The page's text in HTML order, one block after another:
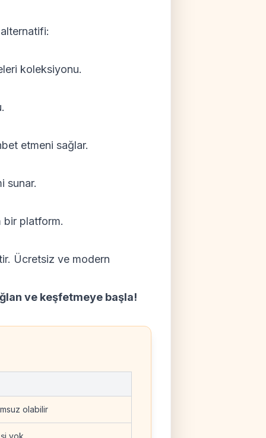
koleksiyonu.
etmeni sağlar.
sunar.
bir platform.
Ücretsiz ve modern
ve keşfetmeye başla!
olabilir
yok